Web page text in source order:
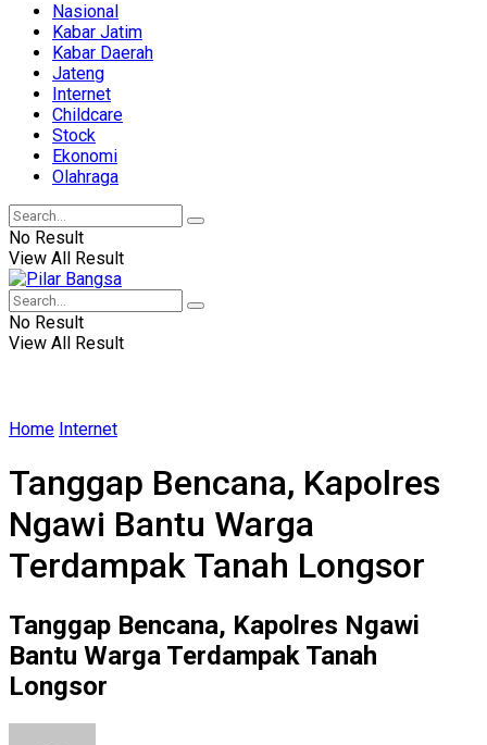
Nasional
Kabar Jatim
Kabar Daerah
Jateng
Internet
Childcare
Stock
Ekonomi
Olahraga
No Result
View All Result
No Result
View All Result
Home Internet
Tanggap Bencana, Kapolres
Ngawi Bantu Warga
Terdampak Tanah Longsor
Tanggap Bencana, Kapolres Ngawi
Bantu Warga Terdampak Tanah
Longsor